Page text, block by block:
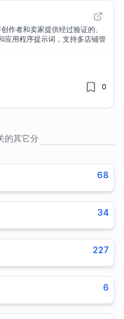
作者和卖家提供经过验证的、
应用程序提示词，支持多店铺管
0
的其它分
68
34
227
6